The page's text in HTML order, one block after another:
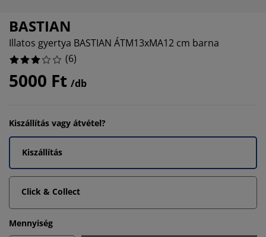
BASTIAN
Illatos gyertya BASTIAN ÁTM13xMA12 cm barna
(6)
5000 Ft /db
Kiszállítás vagy átvétel?
Kiszállítás
Click & Collect
Mennyiség